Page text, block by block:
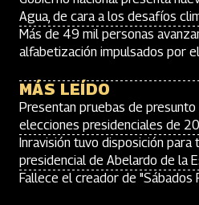
Agua, de cara a los desafíos
Más de 49 mil personas
alfabetización impulsados por
MÁS LEÍDO
Presentan pruebas de
elecciones presidenciales de
Inravisión tuvo disposición para
presidencial de Abelardo de la
Fallece el creador de "Sábados